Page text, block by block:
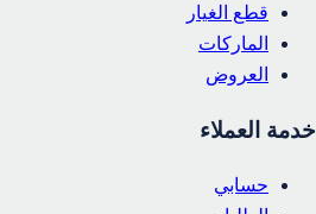
قطع الغيار
الماركات
العروض
خدمة العملاء
حسابي